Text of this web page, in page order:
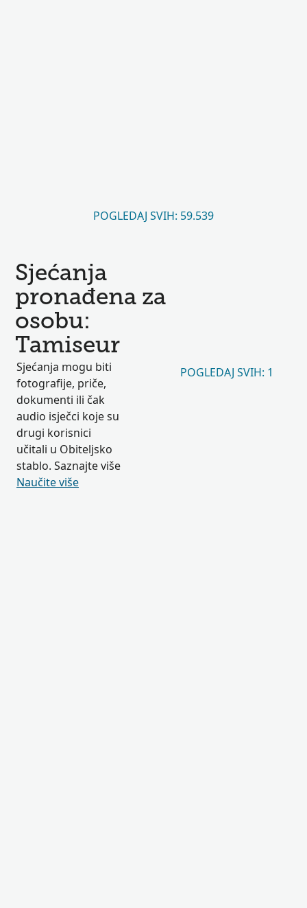
POGLEDAJ SVIH: 59.539
Sjećanja
pronađena za
osobu:
Tamiseur
Sjećanja mogu biti
fotografije, priče,
dokumenti ili čak
audio isječci koje su
drugi korisnici
učitali u Obiteljsko
stablo. Saznajte više
Naučite više
POGLEDAJ SVIH: 1